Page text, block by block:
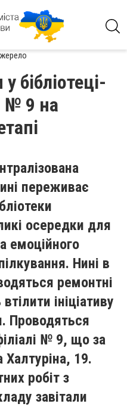
бібліотеці-
№ 9 на
переживає
осередки для
емоційного
Нині в
ремонтні
ініціативу
Проводяться
№ 9, що за
19.
робіт з
завітали